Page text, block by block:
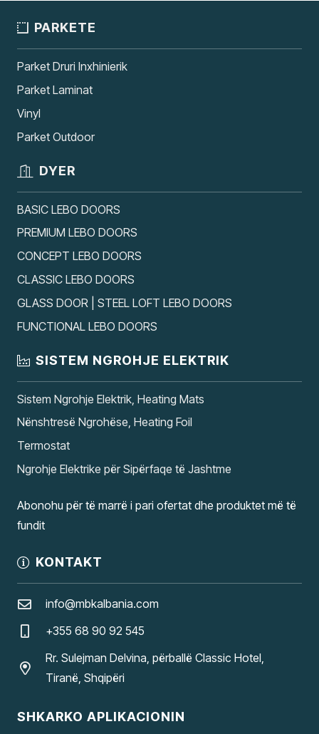
PARKETE
Parket Druri Inxhinierik
Parket Laminat
Vinyl
Parket Outdoor
DYER
BASIC LEBO DOORS
PREMIUM LEBO DOORS
CONCEPT LEBO DOORS
CLASSIC LEBO DOORS
GLASS DOOR | STEEL LOFT LEBO DOORS
FUNCTIONAL LEBO DOORS
SISTEM NGROHJE ELEKTRIK
Sistem Ngrohje Elektrik, Heating Mats
Nënshtresë Ngrohëse, Heating Foil
Termostat
Ngrohje Elektrike për Sipërfaqe të Jashtme
Abonohu për të marrë i pari ofertat dhe produktet më të
fundit
KONTAKT
info@mbkalbania.com
+355 68 90 92 545
Rr. Sulejman Delvina, përballë Classic Hotel,
Tiranë, Shqipëri
SHKARKO APLIKACIONIN